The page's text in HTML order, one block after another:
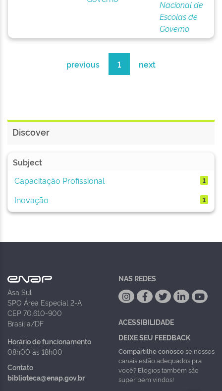
Nacional de
Escolas de
Governo
previous 1 next
Discover
Subject
Capacitação Profissional
1
Inovação 1
Asa Sul
SPO Área Especial 2-A
CEP 70.610-900
Brasília/DF
Horário de funcionamento
08h00 às 18h00
Contato
biblioteca@enap.gov.br
NAS REDES
ACESSIBILIDADE
DEIXE SEU FEEDBACK
Compartilhe conoscose nossos
canais estão adequados pra
você? Elogios também são
super bem vindos!